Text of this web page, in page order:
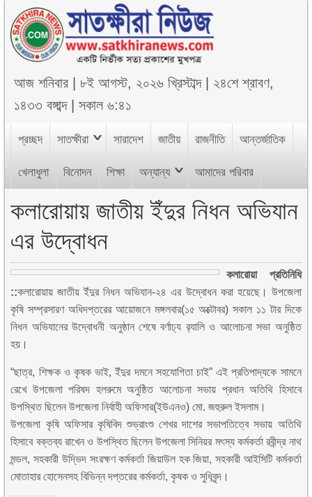
আজশনিবার ৮ই আগস্ট, ২০২৬ খ্রিস্টাব্দ| ২৪শে শ্রাবণ,
১৪৩৩ বঙ্গাব্দ|সকাল ৬:৪১
প্রচ্ছদ সাতক্ষীরা সারাদেশ জাতীয় রাজনীতি আন্তর্জাতিক
খেলাধুলা বিনোদন শিক্ষা অন্যান্য আমাদের পরিবার
কলারোয়ায় জাতীয় ইঁদুর নিধন অভিযান
এর উদ্বোধন
কলারোয়া প্রতিনিধি
::কলারোয়ায় জাতীয় ইঁদুর নিধন অভিযান-২৪ এর উদ্বোধন করা হয়েছে। উপজেলা
কৃষি সম্প্রসারণ অধিদপ্তরের আয়োজনে মঙ্গলবার(১৫ অক্টোবর) সকাল ১১ টার দিকে
নিধন অভিযানের উদ্বোধনী অনুষ্ঠান শেষে বর্ণাঢ্য র‍্যালি ও আলোচনা সভা অনুষ্ঠিত
হয়।
“ছাত্র, শিক্ষক ও কৃষক ভাই, ইঁদুর দমনে সহযোগিতা চাই” এই প্রতিপাদ্যকে সামনে
রেখে উপজেলা পরিষদ হলরুমে অনুষ্ঠিত আলোচনা সভায় প্রধান অতিথি হিসাবে
উপস্থিত ছিলেন উপজেলা নির্বাহী অফিসার(ইউএনও) মো. জহুরুল ইসলাম।
উপজেলা কৃষি অফিসার কৃষিবিদ শুভ্রাংশু শেখর দাশের সভাপতিত্বে সভায় অতিথি
হিসাবে বক্তব্য রাখেন ও উপস্থিত ছিলেন উপজেলা সিনিয়র মৎস্য কর্মকর্তা রবীন্দ্র নাথ
মন্ডল, সহকারী উদ্ভিদ সংরক্ষণ কর্মকর্তা জিয়াউল হক জিয়া, সহকারী আইসিটি কর্মকর্তা
মোতাহার হোসেনসহ বিভিন্ন দপ্তরের কর্মকর্তা, কৃষক ও সুধিবৃন্দ।